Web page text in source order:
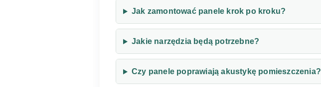
Jak zamontować panele krok po kroku?
Jakie narzędzia będą potrzebne?
Czy panele poprawiają akustykę pomieszczenia?